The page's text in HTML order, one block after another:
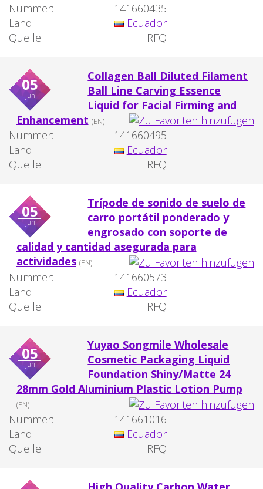
Nummer:
141660435
Land:
Ecuador
Quelle:
RFQ
05
jun
Collagen Ball Diluted Filament
Ball Line Carving Essence
Liquid for Facial Firming and
Enhancement (EN)
Nummer:
141660495
Land:
Ecuador
Quelle:
RFQ
05
jun
Trípode de sonido de suelo de
carro portátil ponderado y
engrosado con soporte de
calidad y cantidad asegurada para
actividades (EN)
Nummer:
141660573
Land:
Ecuador
Quelle:
RFQ
05
jun
Yuyao Songmile Wholesale
Cosmetic Packaging Liquid
Foundation Shiny/Matte 24
28mm Gold Aluminium Plastic Lotion Pump
(EN)
Nummer:
141661016
Land:
Ecuador
Quelle:
RFQ